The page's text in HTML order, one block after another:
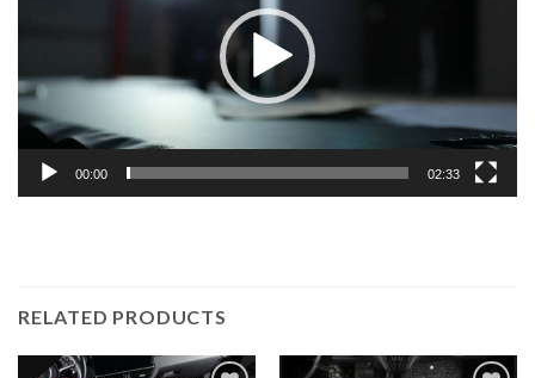
00:00 02:33
RELATED PRODUCTS